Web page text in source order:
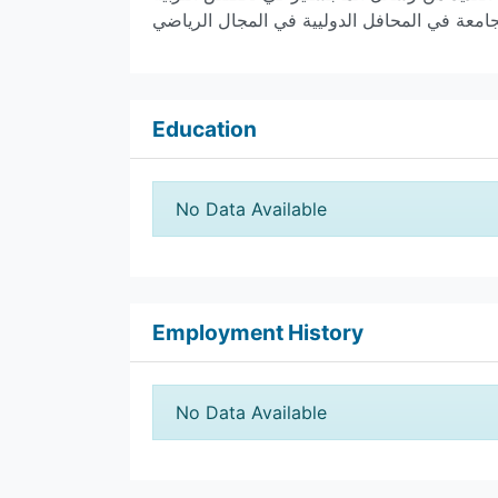
في المحافل الدوليية في المجال الرياضي
Education
No Data Available
Employment History
No Data Available